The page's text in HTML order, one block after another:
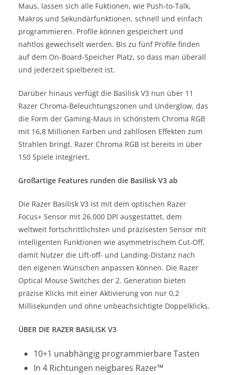
Maus, lassen sich alle Fuktionen, wie Push-to-Talk,
Makros und Sekundärfunktionen, schnell und einfach
programmieren. Profile können gespeichert und
nahtlos gewechselt werden. Bis zu fünf Profile finden
auf dem On-Board-Speicher Platz, so dass man überall
und jederzeit spielbereit ist.
Darüber hinaus verfügt die Basilisk V3 nun über 11
Razer Chroma-Beleuchtungszonen und Underglow, das
die Form der Gaming-Maus in schönstem Chroma RGB
mit 16,8 Millionen Farben und zahllosen Effekten zum
Strahlen bringt. Razer Chroma RGB ist bereits in über
150 Spiele integriert.
Großartige Features runden die Basilisk V3 ab
Die Razer Basilisk V3 ist mit dem optischen Razer
Focus+ Sensor mit 26.000 DPI ausgestattet, dem
weltweit fortschrittlichsten und präzisesten Sensor mit
intelligenten Funktionen wie asymmetrischem Cut-Off,
damit Nutzer die Lift-off- und Landing-Distanz nach
den eigenen Wünschen anpassen können. Die Razer
Optical Mouse Switches der 2. Generation bieten
präzise Klicks mit einer Aktivierung von nur 0,2
Millisekunden und ohne unbeachsichtigte Doppelklicks.
ÜBER DIE RAZER BASILISK V3
10+1 unabhängig programmierbare Tasten
In 4 Richtungen neigbares Razer™